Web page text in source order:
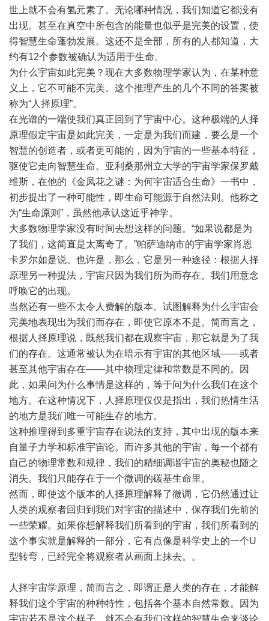
世上就不会有氢元素了。无论哪种情况，我们知道它都没有
出现。甚至在真空中所包含的能量也似乎是完美的设置，使
得智慧生命蓬勃发展。这还不是全部，所有的人都知道，大
约有12个参数被确认为适用于生命。
为什么宇宙如此完美？现在大多数物理学家认为，在某种意
义上，它不可能不完美。这个推理产生的几个不同的答案被
称为“人择原理”。
在光谱的一端使我们真正回到了宇宙中心。这种极端的人择
原理假定宇宙是如此完美，一定是为我们而建，要么是一个
智慧的创造者，或者更可能的，因为宇宙的一些基本特征，
驱使它走向智慧生命。亚利桑那州立大学的宇宙学家保罗戴
维斯，在他的《金凤花之谜：为何宇宙适合生命》一书中，
初步提出了一种可能性，即生命可能源于自然法则。他称之
为“生命原则”，虽然他承认这近乎神学。
大多数物理学家没有时间去想这样的问题。“如果说都是为
了我们，这简直是太离奇了。”帕萨迪纳市的宇宙学家肖恩
卡罗尔如是说。也许是，那么，它是另一种途径：根据人择
原理另一种提法，宇宙只因为我们所为而存在。我们用意念
呼唤它的出现。
当然还有一些不太令人费解的版本。试图解释为什么宇宙会
完美地表现出为我们而存在，即使它原本不是。简而言之，
根据人择原理说，既然我们都在观察宇宙，那它就是为了我
们的存在。这通常被认为在暗示有宇宙的其他区域――或者
甚至其他宇宙存在――其中物理定律和常数是不同的。因
此，如果问为什么事情是这样的，等于问为什么我们在这个
地方。在这种情况下，人择原理仅仅是指出，我们热情生活
的地方是我们唯一可能生存的地方。
这种推理得到多重宇宙存在说法的支持，其中出现的版本来
自量子力学和标准宇宙论。而许多其他的宇宙，每一个都有
自己的物理常数和规律，我们的精细调谐宇宙的奥秘也随之
消失。我们只能存在于一个微调的碳基生命里。
然而，即使这个版本的人择原理解释了微调，它仍然通过让
人类的观察者回归到我们对宇宙的描述中，保存我们先前的
一些荣耀。如果你想解释我们所看到的宇宙，我们所看到的
这个事实就是解释的一部分，它有点像是科学史上的一个U
型转弯，已经完全将观察者从画面上抹去。。
人择宇宙学原理，简而言之，即谓正是人类的存在，才能解
释我们这个宇宙的种种特性，包括各个基本自然常数。因为
宇宙若不是这个样子，就不会有我们这样的智慧生命来谈论